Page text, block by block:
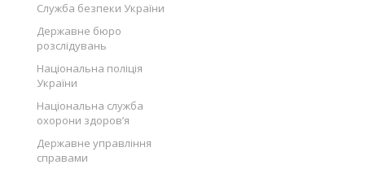
Служба безпеки України
Державне бюро
розслідувань
Національна поліція
України
Національна служба
охорони здоров’я
Державне управління
справами